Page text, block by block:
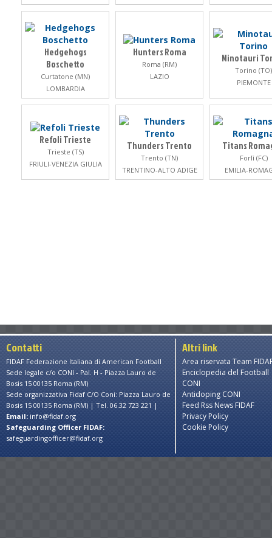
Hedgehogs
Boschetto
Curtatone (MN)
LOMBARDIA
Hunters Roma
Roma (RM)
LAZIO
Minotauri
Torino (TO)
PIEMONTE
Refoli Trieste
Trieste (TS)
FRIULI-VENEZIA GIULIA
Thunders Trento
Trento (TN)
TRENTINO-ALTO ADIGE
Titans
Forlì (FC)
EMILIA-
Contatti
FIDAF Federazione Italiana di American Football
Sede legale c/o CONI - Pal. H - Piazza Lauro de
Bosis 15 00135 Roma (RM)
Sede organizzativa Fidaf C/O Coni: Piazza Lauro de
Bosis 15 00135 Roma (RM) | Tel. 06.32 723 221 |
Email: info@fidaf.org
Safeguarding Officer FIDAF:
safeguardingofficer@fidaf.org
Altri link
Area riservata Team
Enciclopedia del Football
CONI
Antidoping CONI
Feed Rss News FIDAF
Privacy Policy
Cookie Policy